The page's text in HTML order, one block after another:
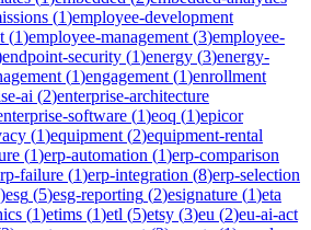
(1)employee-development
(1)employee-management (3)employee-
endpoint-security (1)energy (3)energy-
(1)engagement (1)enrollment
ai (2)enterprise-architecture
software (1)eoq (1)epicor
(1)equipment (2)equipment-rental
(1)erp-automation (1)erp-comparison
failure (1)erp-integration (8)erp-selection
)esg (5)esg-reporting (2)esignature (1)eta
(1)etims (1)etl (5)etsy (3)eu (2)eu-ai-act